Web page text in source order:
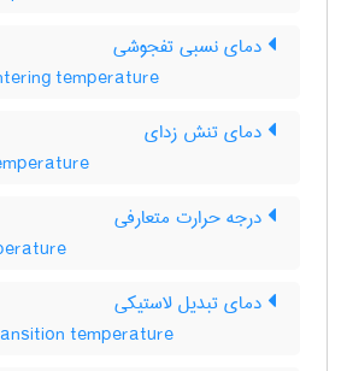
دمای نسبی تفجوشی
temperature
دمای تنش زدای
درجه حرارت متعارفی
دمای تبدیل لاستیکی
temperature